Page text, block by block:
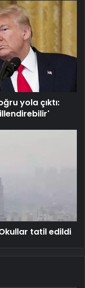
yola çıktı:
tatil edildi